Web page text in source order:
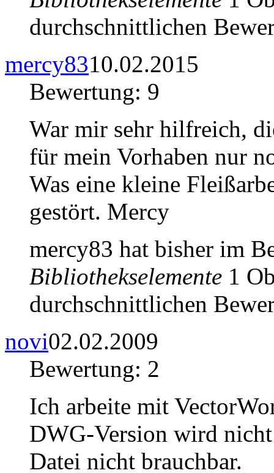
durchschnittlichen
mercy8310.02.2015
Bewertung: 9
War mir sehr hilfreich,
für mein Vorhaben nur
Was eine kleine
gestört. Mercy
mercy83 hat bisher im
Bibliothekselemente 1
durchschnittlichen
novi02.02.2009
Bewertung: 2
Ich arbeite mit
DWG-Version wird
Datei nicht brauchbar.